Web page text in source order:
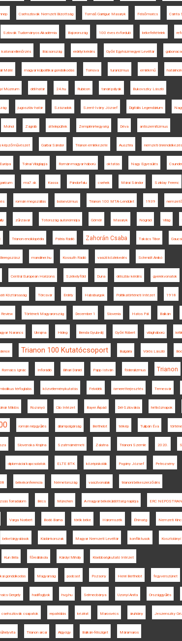
Csehszlovák Nemzeti Bizottság Tomáš Garrigue Masaryk Felsőmoécs Csinta
Szlovák Tudományos Akadémia Bajorország 100 éves évforduló békefeltételek
katonai ellenőrzés Bácsország erdélyi kérdés Győri Egyházmegyei Levéltár
Máté magyar külpolitikai gondolkodás Tornova turanizmus emlékmű
Múzeum déli határ 24.hu Rubicon tanári pályák Bukovszky László
jugoszláv határ Századok Szent-Ivány József Digitális Legendárium
Mohol Zágráb áttelepültek Zempléni-hegység Déva antiszemitizmus
képzőművészet Garbai Sándor Trianon emlékezete Ausztria nemzeti önrendelkezés
Tolnai Világlapja Román-magyar háború oktatás Nagy Egyesülés
ma7.sk Kassa Pándorfalu csehek Márai Sándor Sziklay Ferenc
román megszállás bolsevizmus Trianon 100 MTA-Lendület 1939
zűrzavar Tótország autonómiája Gömör Masaryk Nógrád Világ
Trianon enciklopédia Pátria Rádió Zahorán Csaba Takács Tibor
Beregszász mandiner.hu Kossuth Rádió vasúti közlekedés Schmidt Anikó
Central European Horizons Székelyföld Duna délszláv kérdés gyerekvonatok
Köztársaság Törcsvár Erdély Habsburgok Politikatörténeti Intézet 1918
Review Történeti Magyarország December 1 Slovenia Hatos Pál Balkán
Narancs Ukrajna Hideg Benda Gyula-díj Győri Róbert világháború
Trianon 100 Kutatócsoport Bulgária Vörös László
Romsics Ignác Inforádió Bihari Dániel Papp István föderalizmus Trianon
térfoglalás közvéleménykutatás Felvidék ismeretterjesztés Temesvár
Miklós Rozsnyó Clio Intézet Bayer Árpád Dél-Szlovákia hétköznapok
román népgyűlés állampolgárság Berthelot térkép Tulipán Éva
Slovenska Krajina Szatmárnémeti Zalatna Trianoni Szemle 2020.
diplomáciai kapcsolatok ELTE BTK középiskolák Pogány József Petrozsény
békekonferencia Németország vasútvonalak trianoni békeszerződés
forradalom Bécs München A magyar békeküldöttség naplója ERC
Varga Norbert Bodó Barna török béke Háromszék Éhínség Nemzeti
béketárgyalások Kádár-korszak Magyar Nemzeti Levéltár konfliktusok Kosztolányi
Kun Béla főreáliskola Károlyi Mihály Kisebbségkutató Intézet
gondolkodás Magyarság podcast Pozsony Henri Berthelot fegyverszünet
Gergely hadifoglyok hvg.hu Selmecbánya Uzonyi Anita Országgyűlés
csehszlovák csapatok repatriálás kézirat Marosvécs áruhiány Jeszenszky
Trianon arcai Algyógy Balkán-félsziget Máramaros